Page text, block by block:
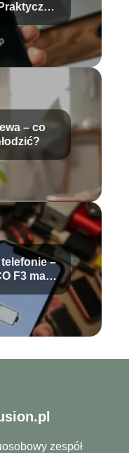
– co
–
F3 ma
zespół